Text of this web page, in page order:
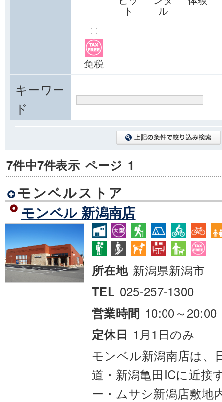
ト ル
免税
キーワー
ド
7件中7件表示 ページ 1
モンベルストア
モンベル 新潟南店
所在地 新潟県新潟市
TEL 025-257-1300
営業時間 10:00～20:00
定休日 1月1日のみ
モンベル新潟南店は、
道・新潟亀田ICに近接
ー・ムサシ新潟店敷地